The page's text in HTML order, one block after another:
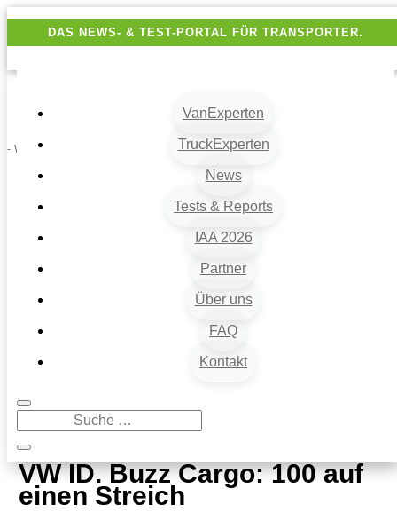
DAS NEWS- & TEST-PORTAL FÜR TRANSPORTER.
VanExperten
TruckExperten
News
Tests & Reports
IAA 2026
Partner
Über uns
FAQ
Kontakt
- Werbung -
9
VW ID. Buzz Cargo: 100 auf einen Streich
VW ID. Buzz Cargo: 100 auf
einen Streich